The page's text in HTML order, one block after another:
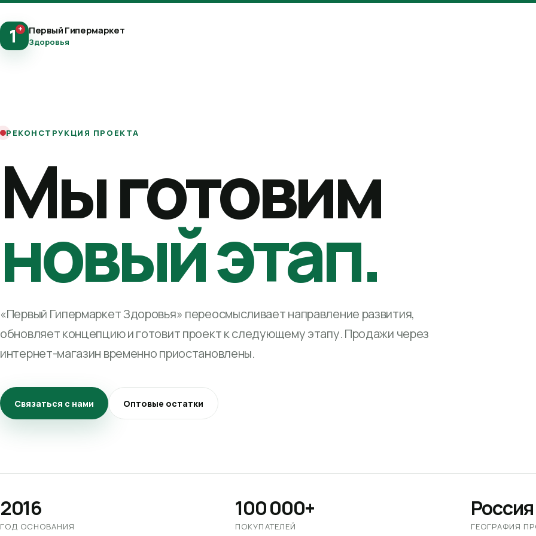
1+ Первый Гипермаркет
Здоровья
РЕКОНСТРУКЦИЯ ПРОЕКТА
Мы готовим
новый этап.
«Первый Гипермаркет Здоровья» переосмысливает направление развития,
обновляет концепцию и готовит проект к следующему этапу. Продажи через
интернет-магазин временно приостановлены.
Связаться с нами Оптовые остатки
2016
ГОД ОСНОВАНИЯ
100 000+
ПОКУПАТЕЛЕЙ
Россия
ГЕОГРАФИЯ